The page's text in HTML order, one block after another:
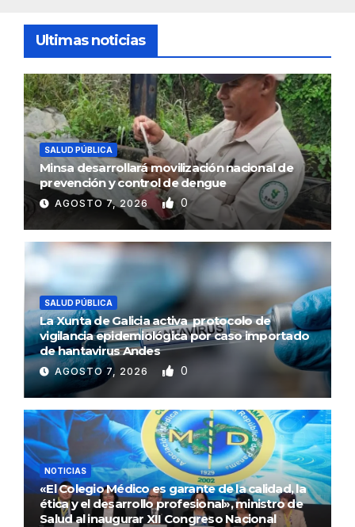
Ultimas noticias
SALUD PÚBLICA
Minsa desarrollará movilización nacional de
prevención y control de dengue
AGOSTO 7, 2026 0
SALUD PÚBLICA
La Xunta de Galicia activa protocolo de
vigilancia epidemiológica por caso importado
de hantavirus Andes
AGOSTO 7, 2026 0
NOTICIAS
«El Colegio Médico es garante de la calidad, la
ética y el desarrollo profesional», ministro de
Salud al inaugurar XII Congreso Nacional